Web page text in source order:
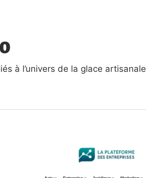
à l’univers de la glace artisanale